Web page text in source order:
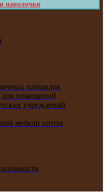
наволочки
площадок
для помещений
учреждений
мебели оптом